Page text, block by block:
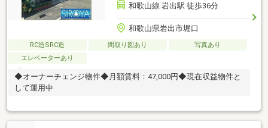
和歌山線 岩出駅 徒歩36分
和歌山県岩出市堀口
RC造SRC造 間取り図あり
写真あり
エレベーターあり
◆オーナーチェンジ物件◆月額賃料：47,000円◆現在収益物件と
して運用中